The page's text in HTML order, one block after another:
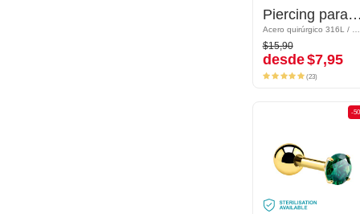
Piercing para el tragus con brillantes
Acero quirúrgico 316L / Latón plateado
$15,90
desde$7,95
Piercing para el tragus con brillantes
Acero quirúrgico 316L / Latón plateado
$15,90
desde$7,95
(23)
-50%
-